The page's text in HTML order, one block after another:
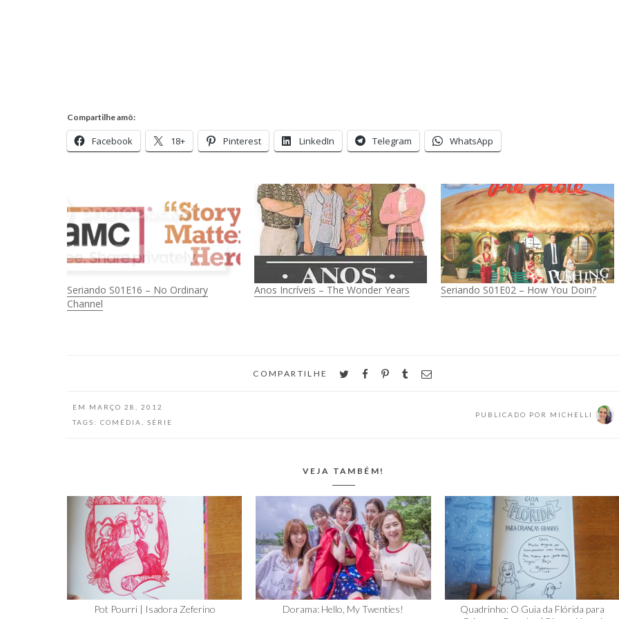
Compartilhe amô:
Facebook 18+ Pinterest LinkedIn Telegram WhatsApp
Seriando S01E16 – No Ordinary
Channel
Anos Incríveis – The Wonder Years Seriando S01E02 – How You Doin?
COMPARTILHE twitterfacebookpinterest
tumblr
EM
MARÇO 28, 2012
TAGS: COMÉDIA SÉRIE
PUBLICADO POR MICHELLI
VEJA TAMBÉM!
Pot Pourri | Isadora Zeferino Dorama: Hello, My Twenties!
Quadrinho: O Guia da Flórida para